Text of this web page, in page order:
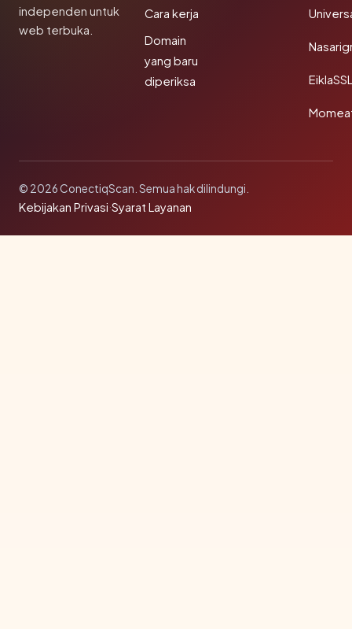
independen untuk
web terbuka.
Cara kerja
Domain
yang baru
diperiksa
© 2026 ConectiqScan. Semua hak dilindungi.
Kebijakan Privasi·Syarat Layanan